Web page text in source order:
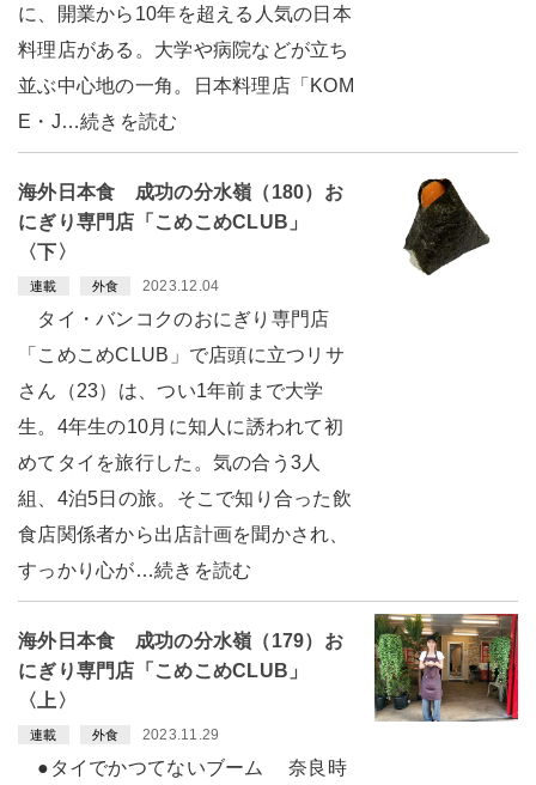
に、開業から10年を超える人気の日本
料理店がある。大学や病院などが立ち
並ぶ中心地の一角。日本料理店「KOM
E・J…続きを読む
海外日本食 成功の分水嶺（180）お
にぎり専門店「こめこめCLUB」
〈下〉
連載 外食 2023.12.04
タイ・バンコクのおにぎり専門店
「こめこめCLUB」で店頭に立つリサ
さん（23）は、つい1年前まで大学
生。4年生の10月に知人に誘われて初
めてタイを旅行した。気の合う3人
組、4泊5日の旅。そこで知り合った飲
食店関係者から出店計画を聞かされ、
すっかり心が…続きを読む
海外日本食 成功の分水嶺（179）お
にぎり専門店「こめこめCLUB」
〈上〉
連載 外食 2023.11.29
●タイでかつてないブーム 奈良時